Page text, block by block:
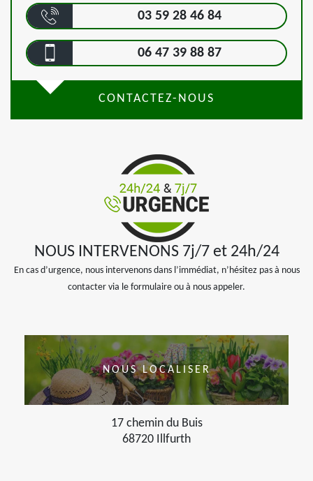
03 59 28 46 84
06 47 39 88 87
CONTACTEZ-NOUS
NOUS INTERVENONS 7j/7 et 24h/24
En cas d’urgence, nous intervenons dans l’immédiat, n’hésitez pas à nous
contacter via le formulaire ou à nous appeler.
NOUS LOCALISER
17 chemin du Buis
68720 Illfurth